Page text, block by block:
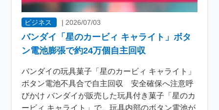
ビジネス | 2026/07/03
バンダイ「星のカービィ キャライト」ボタ
ン電池膨張で約24万個自主回収
バンダイの玩具菓子「星のカービィ キャライト」
ボタン電池不具合で自主回収 安全確保へ注意呼
びかけ バンダイが販売した玩具付き菓子「星のカ
ービィ キャライト」で、玩具内部のボタン電池が